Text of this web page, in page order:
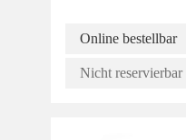
Online bestellbar
Nicht reservierbar